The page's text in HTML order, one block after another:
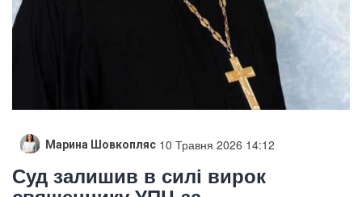
Марина Шовкопляс 10 Травня 2026 14:12
Суд залишив в силі вирок